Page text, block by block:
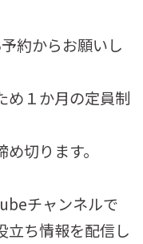
約からお願いし
め１か月の定員制
切ります。
チャンネルで
立ち情報を配信し